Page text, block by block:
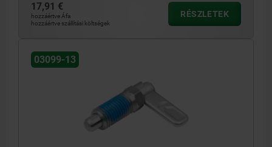
17,91 €
hozzáértve Áfa
hozzáértve szállítási költségek
RÉSZLETEK
03099-13